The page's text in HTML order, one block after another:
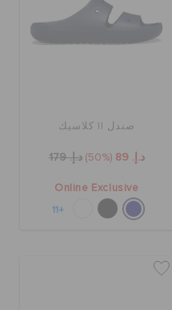
صندل II كلاسيك
د.إ. 89 (50%) د.إ. 179
Online Exclusive
+11